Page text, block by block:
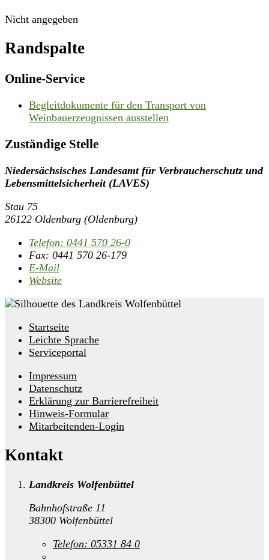
Nicht angegeben
Randspalte
Online-Service
Begleitdokumente für den Transport von
Weinbauerzeugnissen ausstellen
Zuständige Stelle
Niedersächsisches Landesamt für Verbraucherschutz und
Lebensmittelsicherheit (LAVES)
Stau 75
26122 Oldenburg (Oldenburg)
Telefon: 0441 570 26-0
Fax: 0441 570 26-179
E-Mail
Website
Startseite
Leichte Sprache
Serviceportal
Impressum
Datenschutz
Erklärung zur Barrierefreiheit
Hinweis-Formular
Mitarbeitenden-Login
Kontakt
Landkreis Wolfenbüttel
Bahnhofstraße 11
38300 Wolfenbüttel
Telefon: 05331 84 0